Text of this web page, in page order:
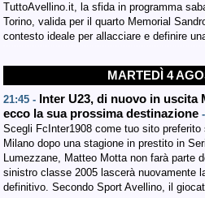
TuttoAvellino.it, la sfida in programma
Torino, valida per il quarto Memorial
contesto ideale per allacciare e definire
MARTEDÌ 4
21:45 - Inter U23, di nuovo in
ecco la sua prossima destinazione
Scegli FcInter1908 come tuo sito
Milano dopo una stagione in prestito in
Lumezzane, Matteo Motta non farà parte
sinistro classe 2005 lascerà nuovamente
definitivo. Secondo Sport Avellino, il